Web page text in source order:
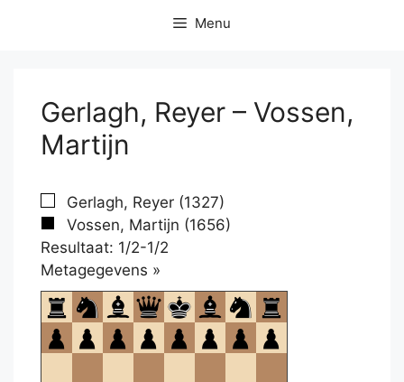
Menu
Gerlagh, Reyer – Vossen,
Martijn
Gerlagh, Reyer (1327)
Vossen, Martijn (1656)
Resultaat: 1/2-1/2
Metagegevens »
om
te
openen.